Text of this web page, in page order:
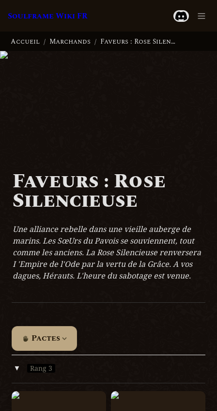
Soulframe Wiki FR
Accueil / Marchands / Faveurs : Rose Silencieuse
Faveurs : Rose
Silencieuse
Une alliance rebelle dans une vieille auberge de
marins. Les SœUrs du Pavois se souviennent, tout
comme les anciens. La Rose Silencieuse renversera
I 'Empire de l'Ode par la vertu de la Grâce. A vos
dagues, Hérauts. L'heure du sabotage est venue.
Pactes
‣ Rang 3
Tethren Oscelda